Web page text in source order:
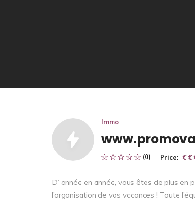
Immo
(0) Price: € €
€ €
D’ année en année, vous êtes de plus en
l’organisation de vos vacances ! Toute